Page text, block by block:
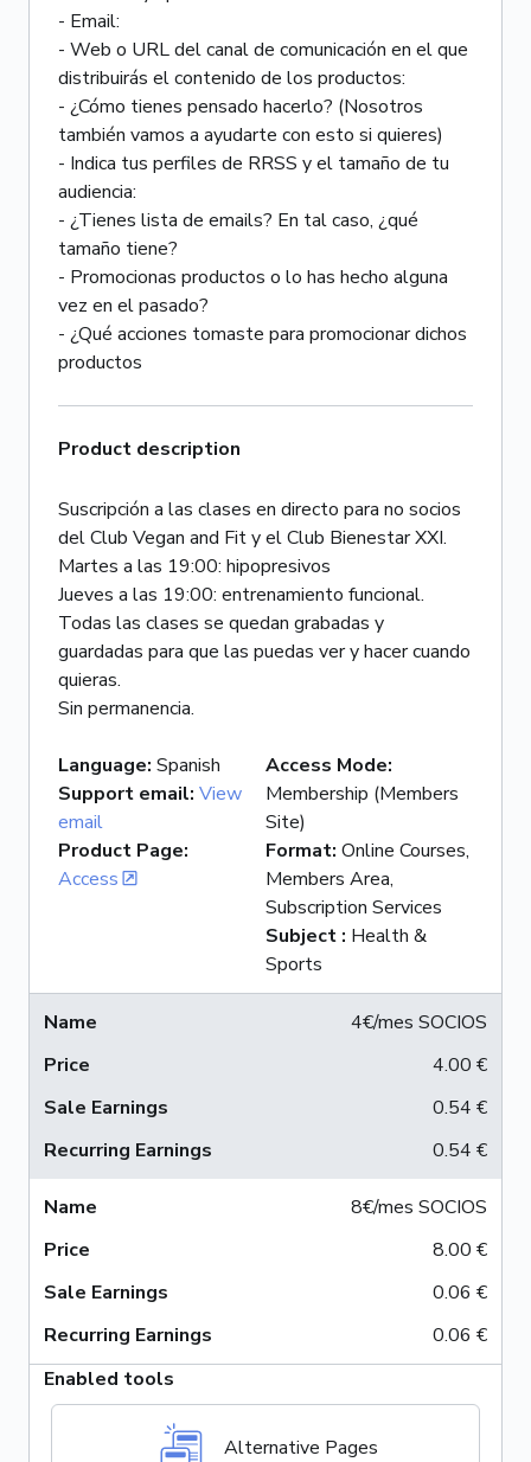
- Email:
- Web o URL del canal de comunicación en el que
distribuirás el contenido de los productos:
- ¿Cómo tienes pensado hacerlo? (Nosotros
también vamos a ayudarte con esto si quieres)
- Indica tus perfiles de RRSS y el tamaño de tu
audiencia:
- ¿Tienes lista de emails? En tal caso, ¿qué
tamaño tiene?
- Promocionas productos o lo has hecho alguna
vez en el pasado?
- ¿Qué acciones tomaste para promocionar dichos
productos
Product description
Suscripción a las clases en directo para no socios
del Club Vegan and Fit y el Club Bienestar XXI.
Martes a las 19:00: hipopresivos
Jueves a las 19:00: entrenamiento funcional.
Todas las clases se quedan grabadas y
guardadas para que las puedas ver y hacer cuando
quieras.
Sin permanencia.
Language: Spanish
Support email: View
email
Product Page:
Access
Access Mode:
Membership (Members
Site)
Format: Online Courses,
Members Area,
Subscription Services
Subject : Health &
Sports
4€/mes SOCIOS
4.00 €
0.54 €
0.54 €
8€/mes SOCIOS
8.00 €
0.06 €
0.06 €
Enabled tools
Alternative Pages